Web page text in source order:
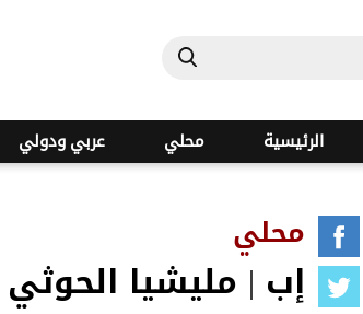
الرئيسية محلي عربي ودولي
محلي
إب | مليشيا